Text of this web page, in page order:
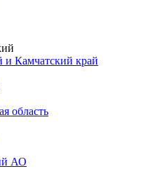
и Камчатский край
область
АО